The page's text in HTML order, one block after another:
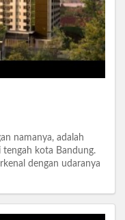
namanya, adalah
kota Bandung.
dengan udaranya